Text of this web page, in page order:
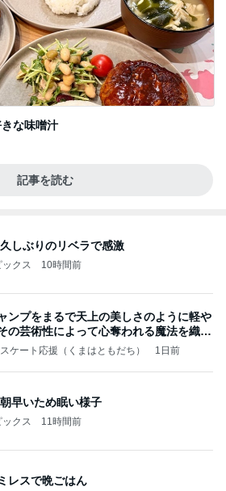
な味噌汁
記事を読む
しぶりのリベラで感激
クス 10時間前
ンプをまるで天上の美しさのように軽や
の芸術性によって心奪われる魔法を織り
ケート応援（くまはともだち） 1日前
早いため眠い様子
クス 11時間前
レスで晩ごはん